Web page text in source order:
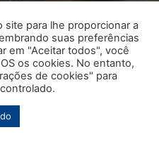
para lhe proporcionar a
suas preferências
em "Aceitar todos", você
os cookies. No entanto,
de cookies" para